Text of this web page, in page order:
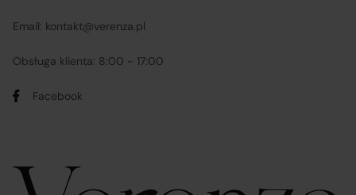
Email: kontakt@verenza.pl
Obsługa klienta: 8:00 - 17:00
Facebook